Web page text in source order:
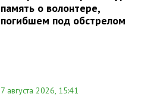
память о волонтере,
погибшем под обстрелом
7 августа 2026, 15:41